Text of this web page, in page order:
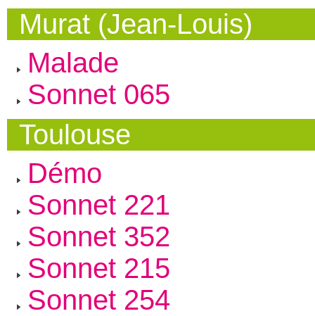
Murat (Jean-Louis)
Malade
Sonnet 065
Toulouse
Démo
Sonnet 221
Sonnet 352
Sonnet 215
Sonnet 254